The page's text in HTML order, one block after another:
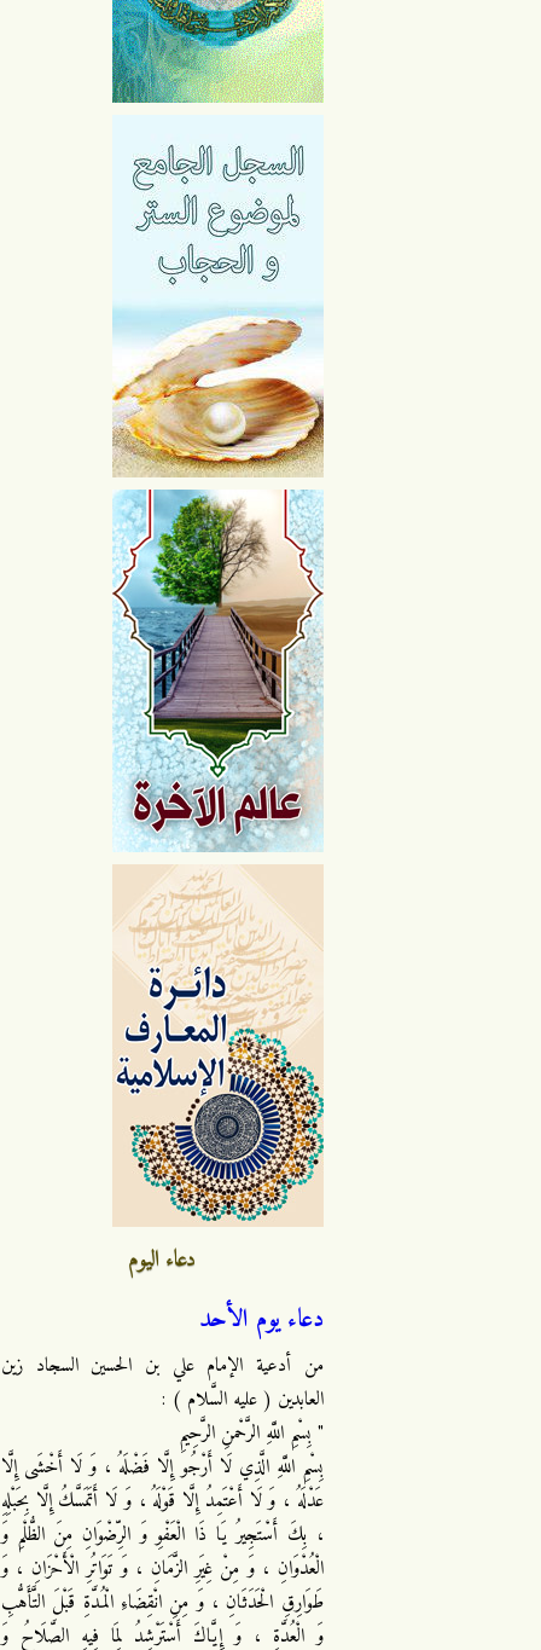
دعاء اليوم
دعاء يوم الأحد
من أدعية الإمام علي بن الحسين السجاد زين
العابدين ( عليه السَّلام ) :
" بِسْمِ اللَّهِ الرَّحْمنِ الرَّحِيمِ
بِسْمِ اللَّهِ الَّذِي لَا أَرْجُو إِلَّا فَضْلَهُ ، وَ لَا أَخْشَى إِلَّا
عَدْلَهُ ، وَ لَا أَعْتَمِدُ إِلَّا قَوْلَهُ ، وَ لَا أَتَمَسَّكُ إِلَّا بِحَبْلِهِ
، بِكَ أَسْتَجِيرُ يَا ذَا الْعَفْوِ وَ الرِّضْوَانِ مِنَ الظُّلْمِ وَ
الْعُدْوَانِ ، وَ مِنْ غِيَرِ الزَّمَانِ ، وَ تَوَاتُرِ الْأَحْزَانِ ، وَ
طَوَارِقِ الْحَدَثَانِ ، وَ مِنِ انْقِضَاءِ الْمُدَّةِ قَبْلَ التَّأَهُّبِ
وَ الْعُدَّةِ ، وَ إِيَّاكَ أَسْتَرْشِدُ لِمَا فِيهِ الصَّلَاحُ وَ